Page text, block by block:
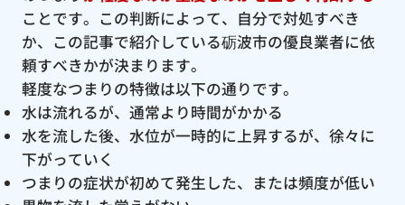
ことです。この判断によって、自分で対処すべき
か、この記事で紹介している砺波市の優良業者に依
頼すべきかが決まります。
軽度なつまりの特徴は以下の通りです。
水は流れるが、通常より時間がかかる
水を流した後、水位が一時的に上昇するが、徐々に
下がっていく
つまりの症状が初めて発生した、または頻度が低い